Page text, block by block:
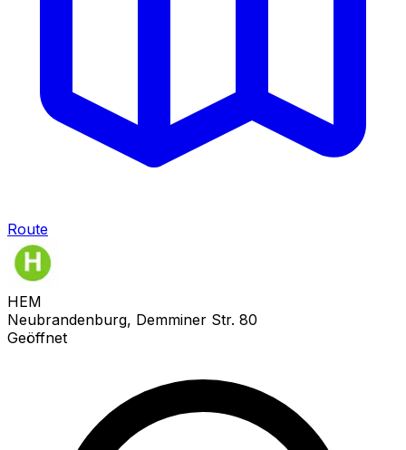
Route
HEM
Neubrandenburg, Demminer Str. 80
Geöffnet